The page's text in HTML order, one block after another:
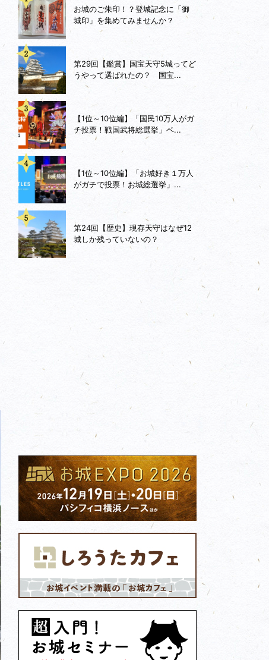
お城のご朱印！？登城記念に「御
城印」を集めてみませんか？
第29回【鑑賞】国宝天守5城ってど
うやって選ばれたの？ 国宝...
【1位～10位編】「国民10万人がガ
チ投票！戦国武将総選挙」ベ...
【1位～10位編】「お城好き１万人
がガチで投票！お城総選挙」...
第24回【歴史】現存天守はなぜ12
城しか残っていないの？